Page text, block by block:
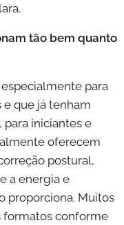
tão bem quanto
para
que já tenham
para iniciantes e
oferecem
postural,
a energia e
proporciona. Muitos
formatos conforme